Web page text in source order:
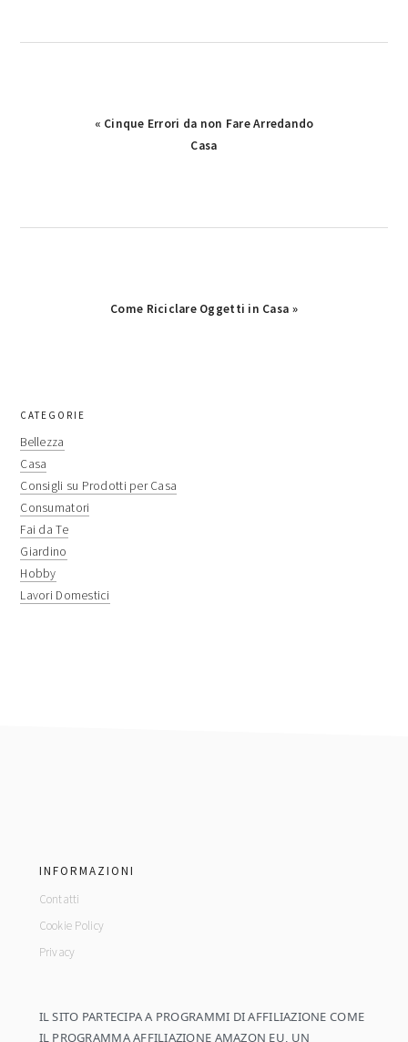
Previous
« Cinque Errori da non Fare Arredando
Casa
Next
Come Riciclare Oggetti in Casa »
primary
sidebar
CATEGORIE
Bellezza
Casa
Consigli su Prodotti per Casa
Consumatori
Fai da Te
Giardino
Hobby
Lavori Domestici
INFORMAZIONI
Contatti
Cookie Policy
Privacy
IL SITO PARTECIPA A PROGRAMMI DI AFFILIAZIONE COME
IL PROGRAMMA AFFILIAZIONE AMAZON EU, UN